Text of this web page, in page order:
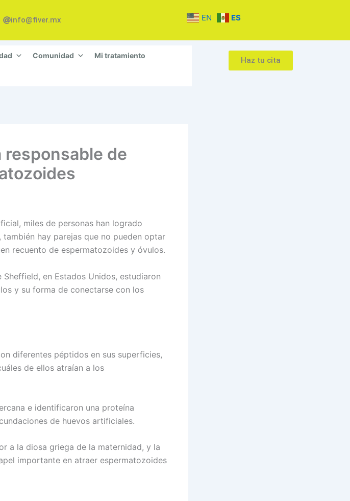
info@fiver.mx EN ES
Comunidad Mi tratamiento
Haz tu cita
de
miles de personas han logrado
hay parejas que no pueden optar
recuento de espermatozoides y óvulos.
en Estados Unidos, estudiaron
y su forma de conectarse con los
diferentes péptidos en sus superficies,
de ellos atraían a los
e identificaron una proteína
de huevos artificiales.
a la diosa griega de la maternidad, y la
importante en atraer espermatozoides